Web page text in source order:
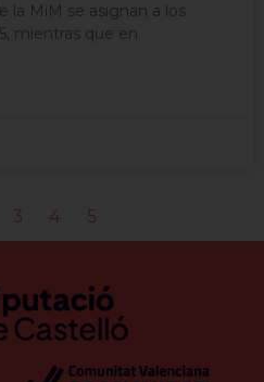
la MiM se asignan a los
mientras que en
3 4 5